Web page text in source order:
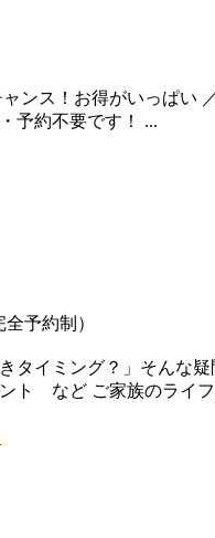
ャンス！お得がいっ
約不要です！ ...
予約制）
タイミング？」そん
ト など ご家族のライ